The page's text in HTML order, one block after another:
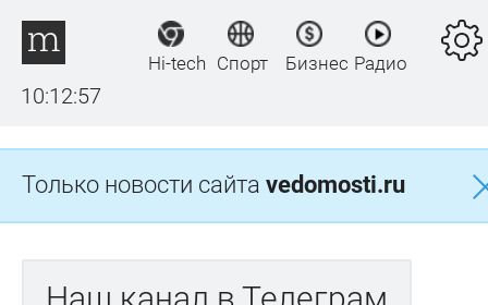
10:12:57
Hi-tech Спорт Бизнес Радио
Только новости сайта vedomosti.ru